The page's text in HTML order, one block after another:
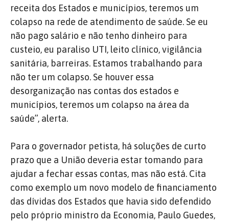
receita dos Estados e municípios, teremos um
colapso na rede de atendimento de saúde. Se eu
não pago salário e não tenho dinheiro para
custeio, eu paraliso UTI, leito clínico, vigilância
sanitária, barreiras. Estamos trabalhando para
não ter um colapso. Se houver essa
desorganização nas contas dos estados e
municípios, teremos um colapso na área da
saúde”, alerta.
Para o governador petista, há soluções de curto
prazo que a União deveria estar tomando para
ajudar a fechar essas contas, mas não está. Cita
como exemplo um novo modelo de financiamento
das dívidas dos Estados que havia sido defendido
pelo próprio ministro da Economia, Paulo Guedes,